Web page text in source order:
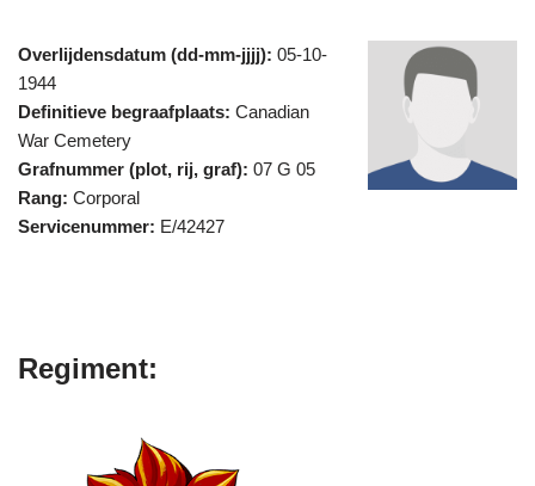
Overlijdensdatum (dd-mm-jjjj): 05-10-
1944
Definitieve begraafplaats: Canadian
War Cemetery
Grafnummer (plot, rij, graf): 07 G 05
Rang: Corporal
Servicenummer: E/42427
Regiment: